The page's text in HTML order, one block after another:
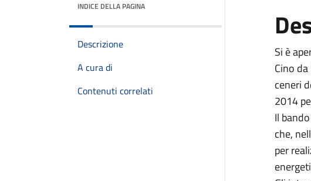
INDICE DELLA PAGINA
Descrizione
A cura di
Contenuti correlati
Si è
Cino
ceneri
2014
Il
che,
per